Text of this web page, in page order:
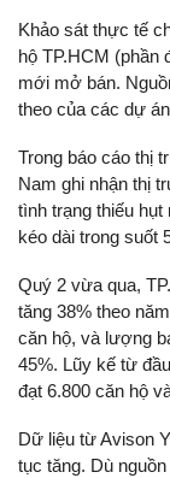
Khảo sát thực tế
hộ TP.HCM (phần
mới mở bán.
theo của các dự
Trong báo cáo thị
Nam ghi nhận thị
tình trạng thiếu
kéo dài trong suốt
Quý 2 vừa qua,
tăng 38% theo
căn hộ, và lượng
45%. Lũy kế từ
đạt 6.800 căn hộ
Dữ liệu từ Avison
tục tăng. Dù